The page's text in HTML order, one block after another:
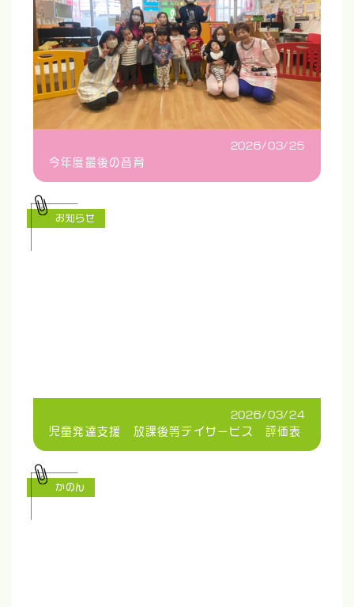
2026/03/25
今年度最後の音育
2026/03/24
児童発達支援 放課後等デイサービス 評価表
お知らせ
かのん